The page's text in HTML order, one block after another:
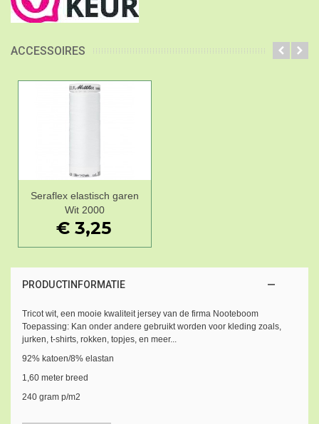
ACCESSOIRES
Seraflex elastisch garen
Wit 2000
€ 3,25
PRODUCTINFORMATIE
Tricot wit, een mooie kwaliteit jersey van de firma Nooteboom
Toepassing: Kan onder andere gebruikt worden voor kleding zoals,
jurken, t-shirts, rokken, topjes, en meer...
92% katoen/8% elastan
1,60 meter breed
240 gram p/m2